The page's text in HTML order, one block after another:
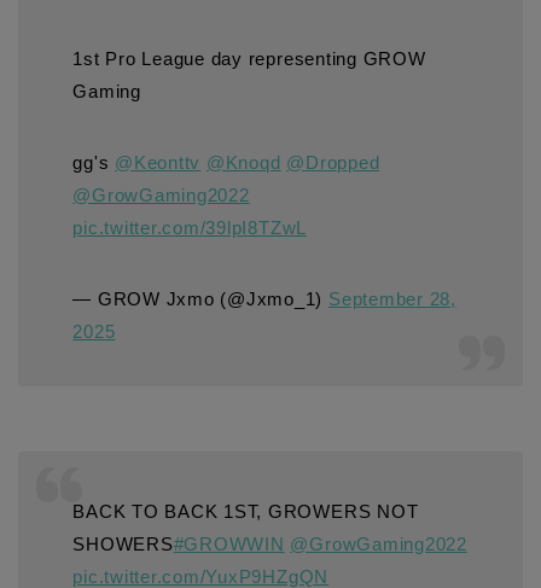
1st Pro League day representing GROW
Gaming
gg's @Keonttv @Knoqd @Dropped
@GrowGaming2022
pic.twitter.com/39lpI8TZwL
— GROW Jxmo (@Jxmo_1) September 28,
2025
BACK TO BACK 1ST, GROWERS NOT
SHOWERS#GROWWIN @GrowGaming2022
pic.twitter.com/YuxP9HZgQN